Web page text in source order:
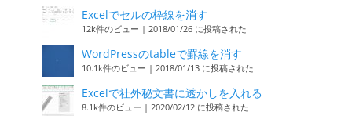
Excelでセルの枠線を消す
12k件のビュー | 2018/01/26 に投稿された
WordPressのtableで罫線を消す
10.1k件のビュー | 2018/01/13 に投稿された
Excelで社外秘文書に透かしを入れる
8.1k件のビュー | 2020/02/12 に投稿された